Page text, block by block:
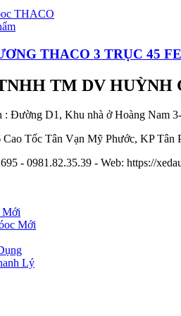
THACO
THACO 3 TRỤC 45
TM DV HUỲNH
: Đường D1, Khu nhà ở Hoàng
Cao Tốc Tân Vạn Mỹ Phước, KP
- 0981.82.35.39 - Web: https://
Mới
Mới
Lý